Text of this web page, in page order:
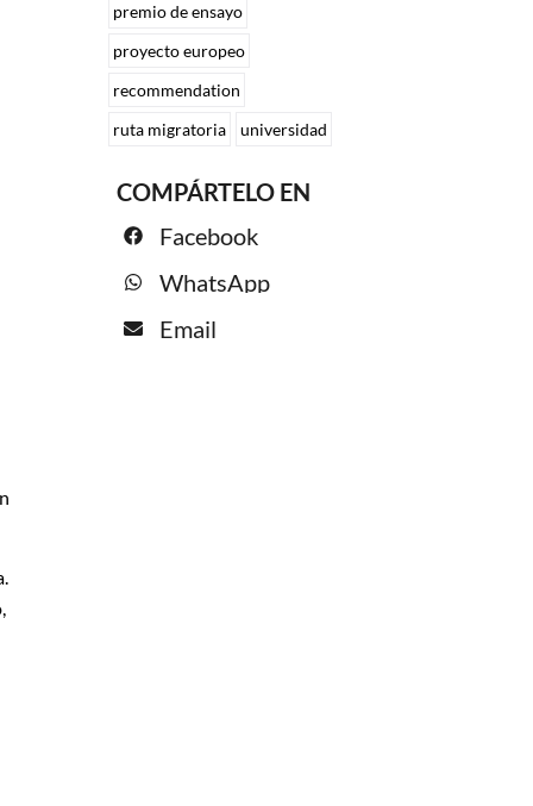
premio de ensayo
proyecto europeo
recommendation
ruta migratoria
universidad
COMPÁRTELO EN
Facebook
WhatsApp
Email